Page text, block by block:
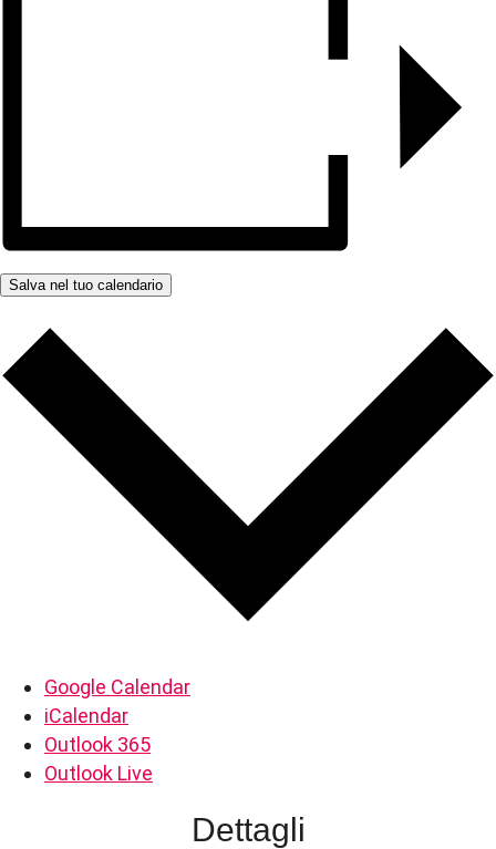
Salva nel tuo calendario
Google Calendar
iCalendar
Outlook 365
Outlook Live
Dettagli